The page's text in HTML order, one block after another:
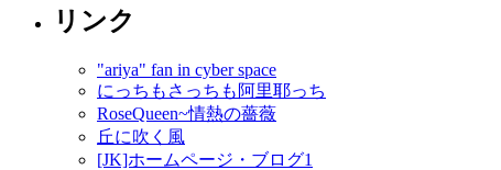
リンク
"ariya" fan in cyber space
にっちもさっちも阿里耶っち
RoseQueen~情熱の薔薇
丘に吹く風
[JK]ホームページ・ブログ1